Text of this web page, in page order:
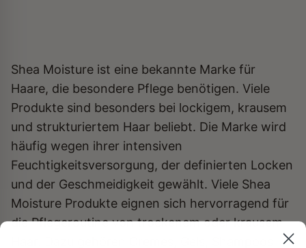
Shea Moisture ist eine bekannte Marke für
Haare, die besondere Pflege benötigen. Viele
Produkte sind besonders bei lockigem, krausem
und strukturiertem Haar beliebt. Die Marke wird
häufig wegen ihrer intensiven
Feuchtigkeitsversorgung, der definierten Locken
und der Geschmeidigkeit gewählt. Viele Shea
Moisture Produkte eignen sich hervorragend für
die Pflegeroutine von trockenem oder krausem